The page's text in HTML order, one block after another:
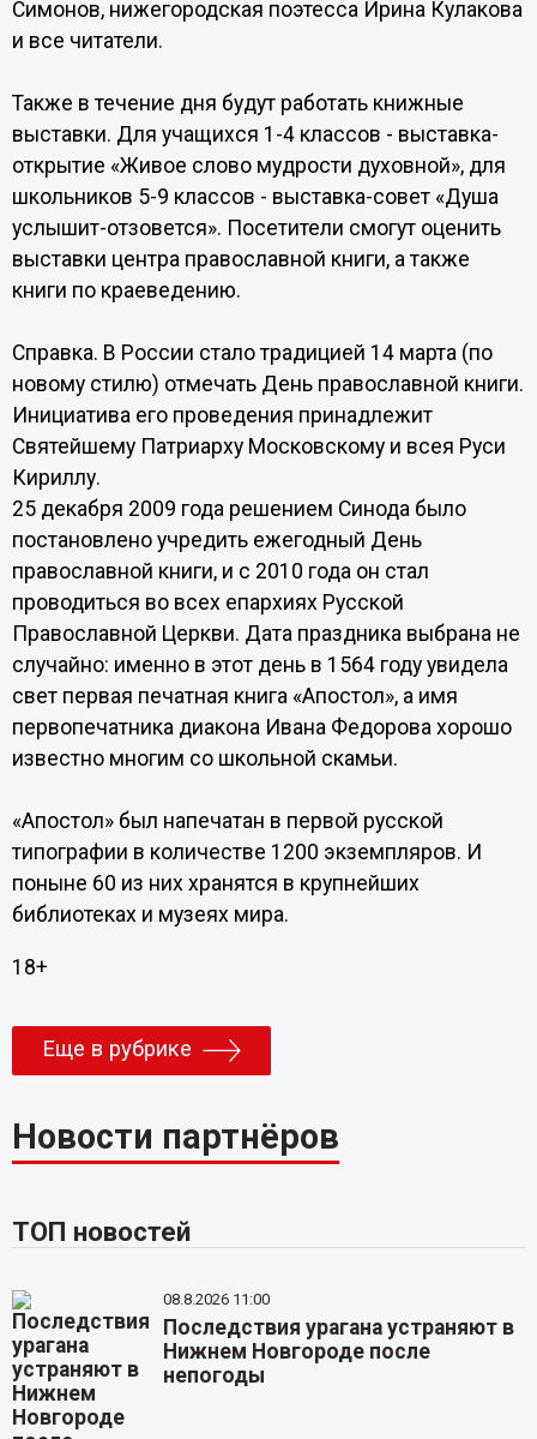
Симонов, нижегородская поэтесса Ирина Кулакова
и все читатели.
Также в течение дня будут работать книжные
выставки. Для учащихся 1-4 классов - выставка-
открытие «Живое слово мудрости духовной», для
школьников 5-9 классов - выставка-совет «Душа
услышит-отзовется». Посетители смогут оценить
выставки центра православной книги, а также
книги по краеведению.
Справка. В России стало традицией 14 марта (по
новому стилю) отмечать День православной книги.
Инициатива его проведения принадлежит
Святейшему Патриарху Московскому и всея Руси
Кириллу.
25 декабря 2009 года решением Синода было
постановлено учредить ежегодный День
православной книги, и с 2010 года он стал
проводиться во всех епархиях Русской
Православной Церкви. Дата праздника выбрана не
случайно: именно в этот день в 1564 году увидела
свет первая печатная книга «Апостол», а имя
первопечатника диакона Ивана Федорова хорошо
известно многим со школьной скамьи.
«Апостол» был напечатан в первой русской
типографии в количестве 1200 экземпляров. И
поныне 60 из них хранятся в крупнейших
библиотеках и музеях мира.
18+
Еще в рубрике
Новости партнёров
ТОП новостей
08.8.2026 11:00
Последствия урагана устраняют в
Нижнем Новгороде после
непогоды